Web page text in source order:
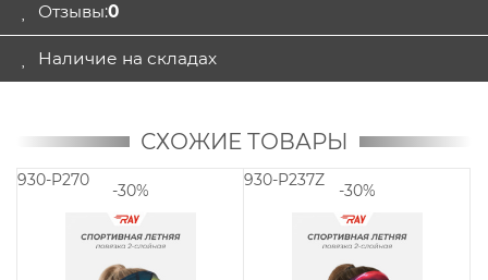
Отзывы:0
Наличие на складах
СХОЖИЕ ТОВАРЫ
930-P270
-30%
930-P237Z
-30%